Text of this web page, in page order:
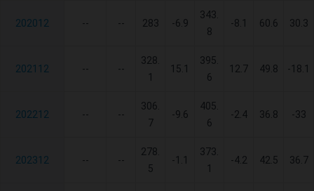
202012 -- -- 283 -6.9
343.
8
-8.1 60.6 30.3
202112 -- --
328.
1
15.1
395.
6
12.7 49.8 -18.1
202212 -- --
306.
7
-9.6
405.
6
-2.4 36.8 -33
202312 -- --
278.
5
-1.1
373.
1
-4.2 42.5 36.7